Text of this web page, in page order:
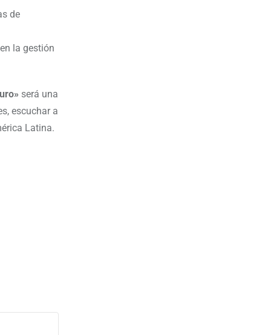
de
la gestión
será una
escuchar a
Latina.